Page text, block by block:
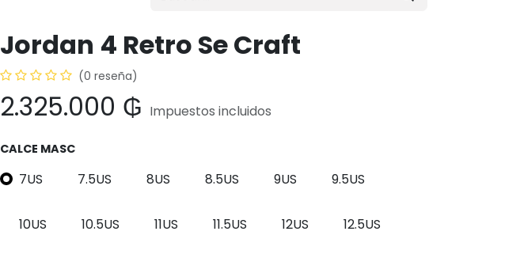
Jordan 4 Retro Se Craft
(0 reseña)
2.325.000 ₲ Impuestos incluidos
CALCE MASC
7US 7.5US 8US 8.5US 9US 9.5US
10US 10.5US 11US 11.5US 12US 12.5US